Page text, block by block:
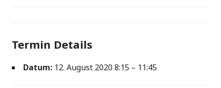
Termin Details
Datum: 12. August 2020 8:15 – 11:45